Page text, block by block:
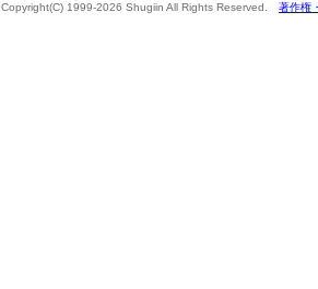
Copyright(C) 1999-2026 Shugiin All Rights Reserved. 著作権